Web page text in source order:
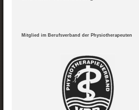
Mitglied im Berufsverband der Physiotherapeuten